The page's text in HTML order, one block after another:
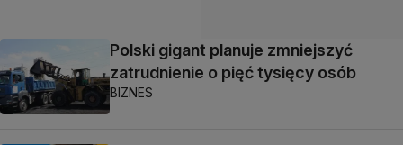
Polski gigant planuje zmniejszyć
zatrudnienie o pięć tysięcy osób
BIZNES